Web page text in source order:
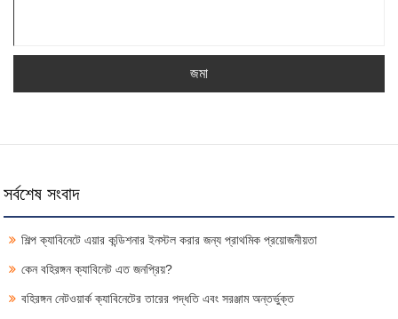
জমা
সর্বশেষ সংবাদ
শিল্প ক্যাবিনেটে এয়ার কন্ডিশনার ইনস্টল করার জন্য প্রাথমিক প্রয়োজনীয়তা
কেন বহিরঙ্গন ক্যাবিনেট এত জনপ্রিয়?
বহিরঙ্গন নেটওয়ার্ক ক্যাবিনেটের তারের পদ্ধতি এবং সরঞ্জাম অন্তর্ভুক্ত